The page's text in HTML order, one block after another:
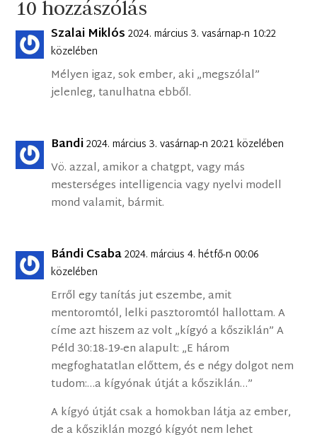
10 hozzászólás
Szalai Miklós 2024. március 3. vasárnap-n 10:22
közelében
Mélyen igaz, sok ember, aki „megszólal”
jelenleg, tanulhatna ebből.
Bandi2024. március 3. vasárnap-n 20:21 közelében
Vö. azzal, amikor a chatgpt, vagy más
mesterséges intelligencia vagy nyelvi modell
mond valamit, bármit.
Bándi Csaba2024. március 4. hétfő-n 00:06
közelében
Erről egy tanítás jut eszembe, amit
mentoromtól, lelki pasztoromtól hallottam. A
címe azt hiszem az volt „kígyó a kősziklán” A
Péld 30:18-19-en alapult: „E három
megfoghatatlan előttem, és e négy dolgot nem
tudom:…a kígyónak útját a kősziklán…”
A kígyó útját csak a homokban látja az ember,
de a kősziklán mozgó kígyót nem lehet